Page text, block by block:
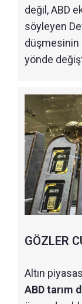
değil, ABD
söyleyen
düşmesinin
yönde
GÖZLER
Altın
ABD tarım